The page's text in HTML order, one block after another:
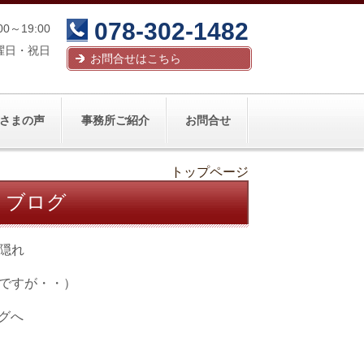
～19:00
日・祝日
078-302-1482
お問合せはこちら
まの声 事務所ご紹介 お問合せ
トップページ
ログ
れ
が・・）
へ